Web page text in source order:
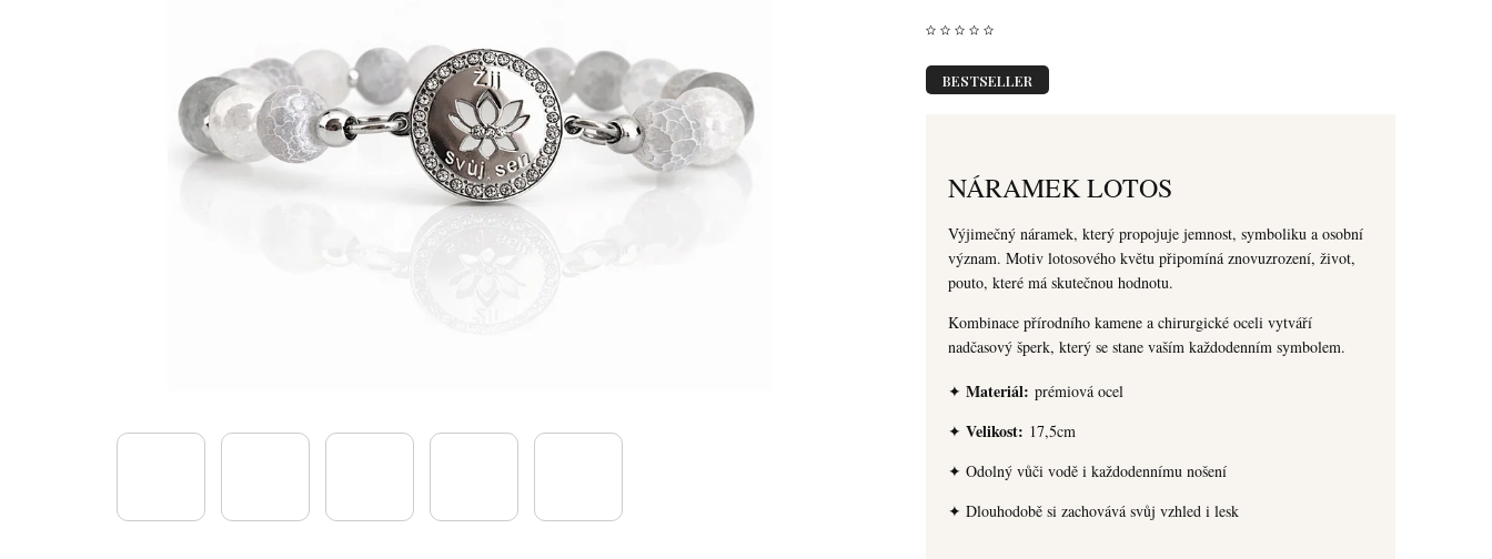
BESTSELLER
NÁRAMEK LOTOS
Výjimečný náramek, který propojuje jemnost, symboliku a osobní
význam. Motiv lotosového květu připomíná znovuzrození, život,
pouto, které má skutečnou hodnotu.
Kombinace přírodního kamene a chirurgické oceli vytváří
nadčasový šperk, který se stane vaším každodenním symbolem.
✦ Materiál: prémiová ocel
✦ Velikost: 17,5cm
✦ Odolný vůči vodě i každodennímu nošení
✦ Dlouhodobě si zachovává svůj vzhled i lesk